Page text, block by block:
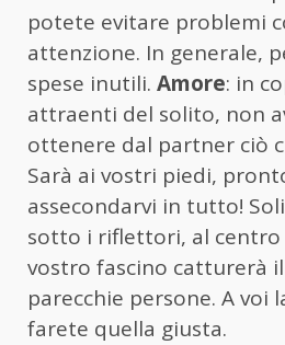
potete evitare problemi
attenzione. In generale,
spese inutili. Amore: in
attraenti del solito, non
ottenere dal partner ciò
Sarà ai vostri piedi,
assecondarvi in tutto!
sotto i riflettori, al centro
vostro fascino catturerà
parecchie persone. A voi
farete quella giusta.